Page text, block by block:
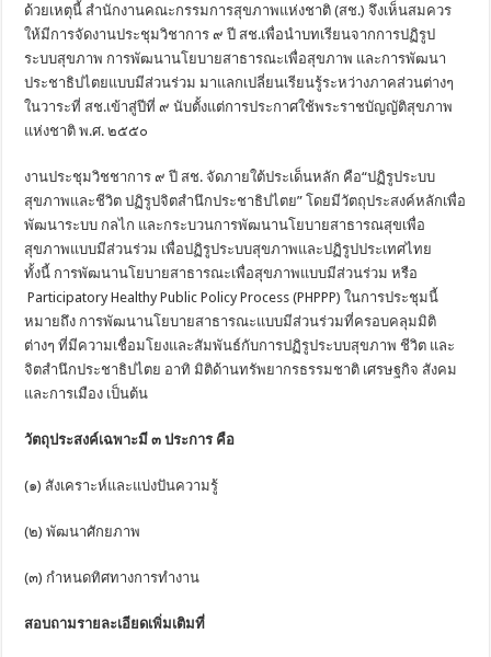
ด้วยเหตุนี้ สำนักงานคณะกรรมการสุขภาพแห่งชาติ (สช.) จึงเห็นสมควร
ให้มีการจัดงานประชุมวิชาการ ๙ ปี สช.เพื่อนำบทเรียนจากการปฏิรูป
ระบบสุขภาพ การพัฒนานโยบายสาธารณะเพื่อสุขภาพ และการพัฒนา
ประชาธิปไตยแบบมีส่วนร่วม มาแลกเปลี่ยนเรียนรู้ระหว่างภาคส่วนต่างๆ
ในวาระที่ สช.เข้าสู่ปีที่ ๙ นับตั้งแต่การประกาศใช้พระราชบัญญัติสุขภาพ
แห่งชาติ พ.ศ. ๒๕๕๐
งานประชุมวิชชาการ ๙ ปี สช. จัดภายใต้ประเด็นหลัก คือ“ปฏิรูประบบ
สุขภาพและชีวิต ปฏิรูปจิตสำนึกประชาธิปไตย” โดยมีวัตถุประสงค์หลักเพื่อ
พัฒนาระบบ กลไก และกระบวนการพัฒนานโยบายสาธารณสุขเพื่อ
สุขภาพแบบมีส่วนร่วม เพื่อปฏิรูประบบสุขภาพและปฏิรูปประเทศไทย
ทั้งนี้ การพัฒนานโยบายสาธารณะเพื่อสุขภาพแบบมีส่วนร่วม หรือ
Participatory Healthy Public Policy Process (PHPPP) ในการประชุมนี้
หมายถึง การพัฒนานโยบายสาธารณะแบบมีส่วนร่วมที่ครอบคลุมมิติ
ต่างๆ ที่มีความเชื่อมโยงและสัมพันธ์กับการปฏิรูประบบสุขภาพ ชีวิต และ
จิตสำนึกประชาธิปไตย อาทิ มิติด้านทรัพยากรธรรมชาติ เศรษฐกิจ สังคม
และการเมือง เป็นต้น
วัตถุประสงค์เฉพาะมี ๓ ประการ คือ
(๑) สังเคราะห์และแบ่งปันความรู้
(๒) พัฒนาศักยภาพ
(๓) กำหนดทิศทางการทำงาน
สอบถามรายละเอียดเพิ่มเติมที่